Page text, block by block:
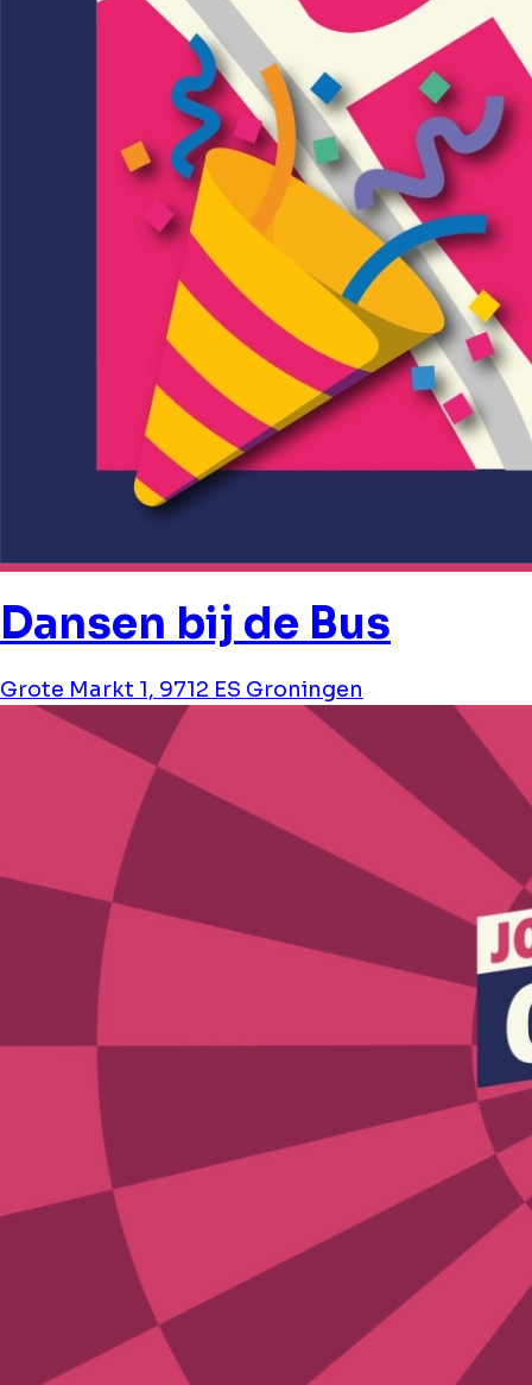
Dansen bij de Bus
Grote Markt 1, 9712 ES Groningen